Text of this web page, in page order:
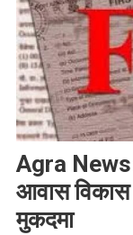
Agra
आवास विकास
मुकदमा